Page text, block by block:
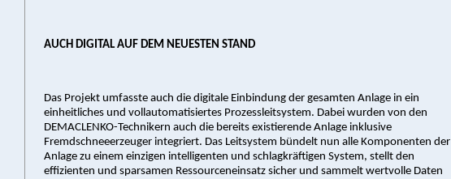
AUCH DIGITAL AUF DEM NEUESTEN STAND
Das Projekt umfasste auch die digitale Einbindung der gesamten Anlage in ein
einheitliches und vollautomatisiertes Prozessleitsystem. Dabei wurden von den
DEMACLENKO-Technikern auch die bereits existierende Anlage inklusive
Fremdschneeerzeuger integriert. Das Leitsystem bündelt nun alle Komponenten der
Anlage zu einem einzigen intelligenten und schlagkräftigen System, stellt den
effizienten und sparsamen Ressourceneinsatz sicher und sammelt wertvolle Daten